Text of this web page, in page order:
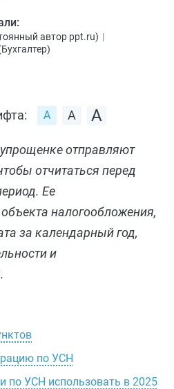
автор ppt.ru) |
Бухгалтер)
отправляют
отчитаться перед
Ее
налогообложения,
за календарный год,
и
по УСН
по УСН использовать в 2025